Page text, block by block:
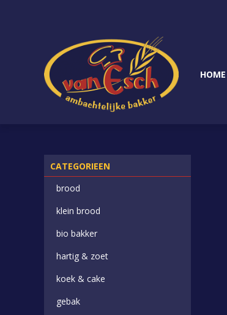
HOME
CATEGORIEEN
brood
klein brood
bio bakker
hartig & zoet
koek & cake
gebak